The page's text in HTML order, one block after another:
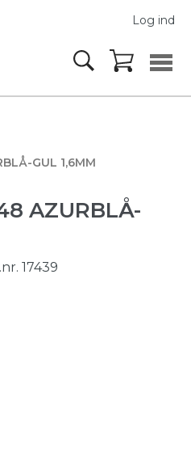
Log ind
GUL 1,6MM
AZURBLÅ-
17439